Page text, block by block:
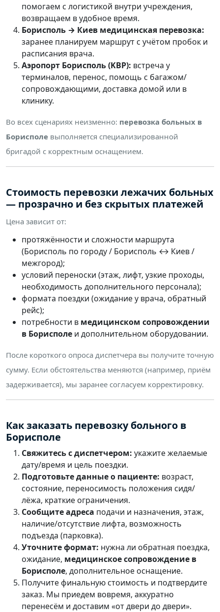
помогаем с логистикой внутри учреждения,
возвращаем в удобное время.
Борисполь → Киев медицинская перевозка:
заранее планируем маршрут с учётом пробок и
расписания врача.
Аэропорт Борисполь (KBP): встреча у
терминалов, перенос, помощь с багажом/
сопровождающими, доставка домой или в
клинику.
Во всех сценариях неизменно: перевозка больных в
Борисполе выполняется специализированной
бригадой с корректным оснащением.
Стоимость перевозки лежачих больных
— прозрачно и без скрытых платежей
Цена зависит от:
протяжённости и сложности маршрута
(Борисполь по городу / Борисполь ↔ Киев /
межгород);
условий переноски (этаж, лифт, узкие проходы,
необходимость дополнительного персонала);
формата поездки (ожидание у врача, обратный
рейс);
потребности в медицинском сопровождении
в Борисполе и дополнительном оборудовании.
После короткого опроса диспетчера вы получите точную
сумму. Если обстоятельства меняются (например, приём
задерживается), мы заранее согласуем корректировку.
Как заказать перевозку больного в
Борисполе
Свяжитесь с диспетчером: укажите желаемые
дату/время и цель поездки.
Подготовьте данные о пациенте: возраст,
состояние, переносимость положения сидя/
лёжа, краткие ограничения.
Сообщите адреса подачи и назначения, этаж,
наличие/отсутствие лифта, возможность
подъезда (парковка).
Уточните формат: нужна ли обратная поездка,
ожидание, медицинское сопровождение в
Борисполе, дополнительное оснащение.
Получите финальную стоимость и подтвердите
заказ. Мы приедем вовремя, аккуратно
перенесём и доставим «от двери до двери».